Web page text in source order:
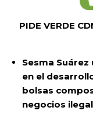
PIDE VERDE
Sesma
en el
bolsas
negocios